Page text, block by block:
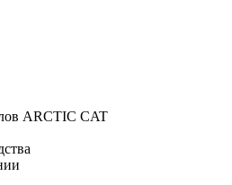
ARCTIC CAT